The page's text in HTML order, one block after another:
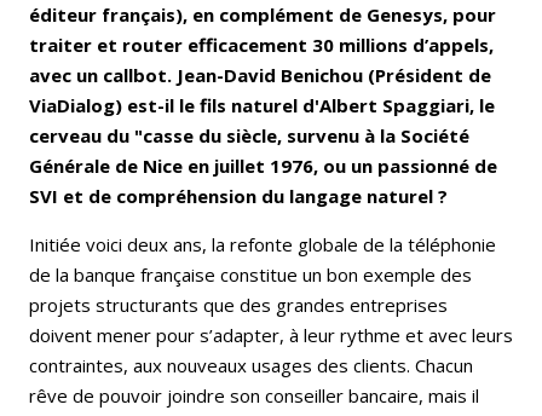
éditeur français), en complément de Genesys, pour
traiter et router efficacement 30 millions d’appels,
avec un callbot. Jean-David Benichou (Président de
ViaDialog) est-il le fils naturel d'Albert Spaggiari, le
cerveau du "casse du siècle, survenu à la Société
Générale de Nice en juillet 1976, ou un passionné de
SVI et de compréhension du langage naturel ?
Initiée voici deux ans, la refonte globale de la téléphonie
de la banque française constitue un bon exemple des
projets structurants que des grandes entreprises
doivent mener pour s’adapter, à leur rythme et avec leurs
contraintes, aux nouveaux usages des clients. Chacun
rêve de pouvoir joindre son conseiller bancaire, mais il